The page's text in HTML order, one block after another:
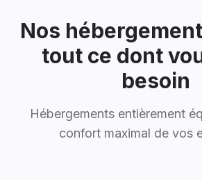
Nos
tout ce dont
besoin
Hébergements entièrement
confort maximal de vos